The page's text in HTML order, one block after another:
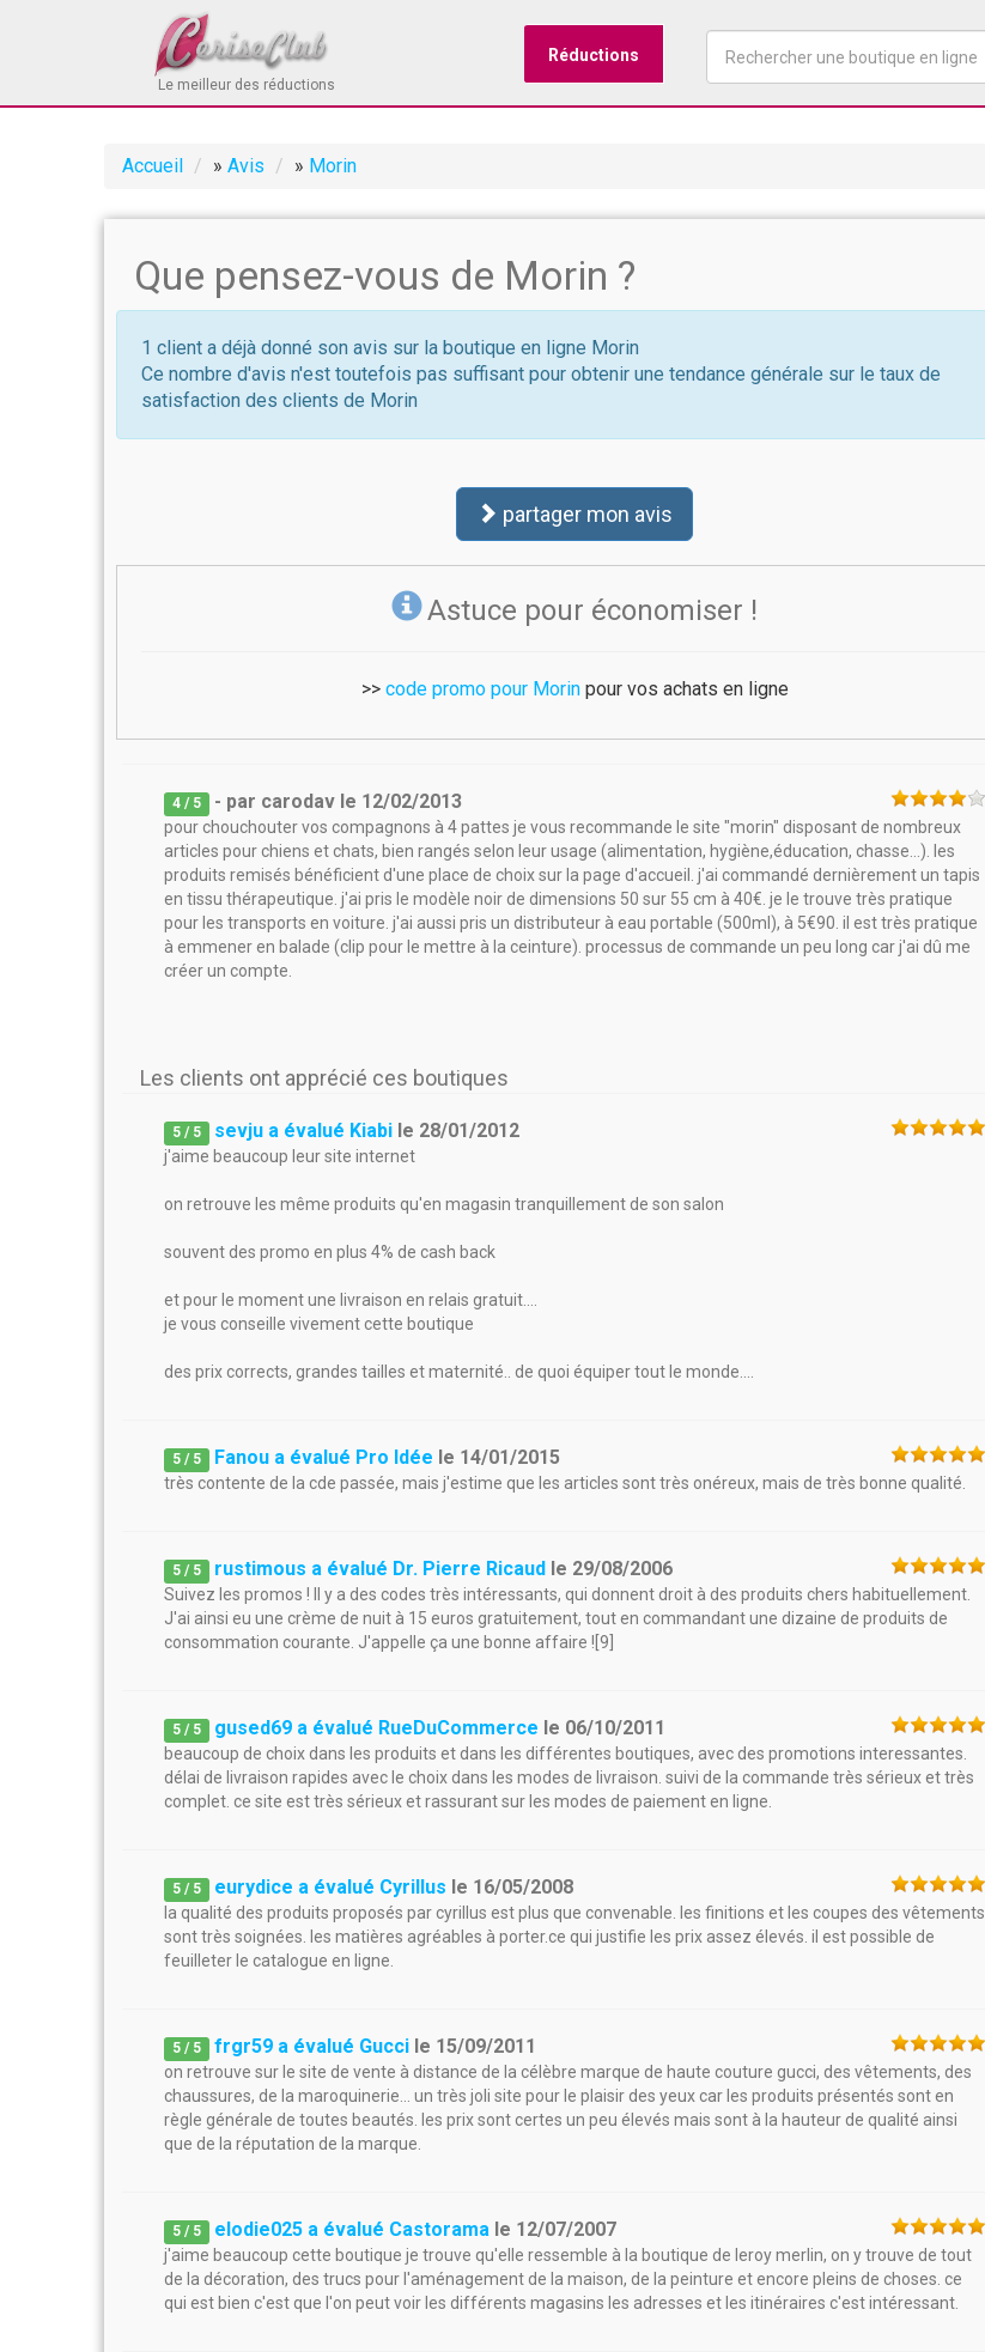
Le meilleur des réductions
Réductions
Accueil » Avis » Morin
Que pensez-vous de Morin ?
1 client a déjà donné son avis sur la boutique en ligne Morin
Ce nombre d'avis n'est toutefois pas suffisant pour obtenir une tendance générale sur le taux de
satisfaction des clients de Morin
partager mon avis
Astuce pour économiser !
>> code promo pour Morinpour vos achats en ligne
4 / 5 - par carodav le 12/02/2013
pour chouchouter vos compagnons à 4 pattes je vous recommande le site "morin" disposant de nombreux
articles pour chiens et chats, bien rangés selon leur usage (alimentation, hygiène,éducation, chasse...). les
produits remisés bénéficient d'une place de choix sur la page d'accueil. j'ai commandé dernièrement un tapis
en tissu thérapeutique. j'ai pris le modèle noir de dimensions 50 sur 55 cm à 40€. je le trouve très pratique
pour les transports en voiture. j'ai aussi pris un distributeur à eau portable (500ml), à 5€90. il est très pratique
à emmener en balade (clip pour le mettre à la ceinture). processus de commande un peu long car j'ai dû me
créer un compte.
Les clients ont apprécié ces boutiques
5 / 5 sevju a évalué Kiabi le 28/01/2012
j'aime beaucoup leur site internet
on retrouve les même produits qu'en magasin tranquillement de son salon
souvent des promo en plus 4% de cash back
et pour le moment une livraison en relais gratuit....
je vous conseille vivement cette boutique
des prix corrects, grandes tailles et maternité.. de quoi équiper tout le monde....
5 / 5 Fanou a évalué Pro Idée le 14/01/2015
très contente de la cde passée, mais j'estime que les articles sont très onéreux, mais de très bonne qualité.
5 / 5 rustimous a évalué Dr. Pierre Ricaud le 29/08/2006
Suivez les promos ! Il y a des codes très intéressants, qui donnent droit à des produits chers habituellement.
J'ai ainsi eu une crème de nuit à 15 euros gratuitement, tout en commandant une dizaine de produits de
consommation courante. J'appelle ça une bonne affaire ![9]
5 / 5 gused69 a évalué RueDuCommerce le 06/10/2011
beaucoup de choix dans les produits et dans les différentes boutiques, avec des promotions interessantes.
délai de livraison rapides avec le choix dans les modes de livraison. suivi de la commande très sérieux et très
complet. ce site est très sérieux et rassurant sur les modes de paiement en ligne.
5 / 5 eurydice a évalué Cyrillus le 16/05/2008
la qualité des produits proposés par cyrillus est plus que convenable. les finitions et les coupes des vêtements
sont très soignées. les matières agréables à porter.ce qui justifie les prix assez élevés. il est possible de
feuilleter le catalogue en ligne.
5 / 5 frgr59 a évalué Gucci le 15/09/2011
on retrouve sur le site de vente à distance de la célèbre marque de haute couture gucci, des vêtements, des
chaussures, de la maroquinerie... un très joli site pour le plaisir des yeux car les produits présentés sont en
règle générale de toutes beautés. les prix sont certes un peu élevés mais sont à la hauteur de qualité ainsi
que de la réputation de la marque.
5 / 5 elodie025 a évalué Castorama le 12/07/2007
j'aime beaucoup cette boutique je trouve qu'elle ressemble à la boutique de leroy merlin, on y trouve de tout
de la décoration, des trucs pour l'aménagement de la maison, de la peinture et encore pleins de choses. ce
qui est bien c'est que l'on peut voir les différents magasins les adresses et les itinéraires c'est intéressant.